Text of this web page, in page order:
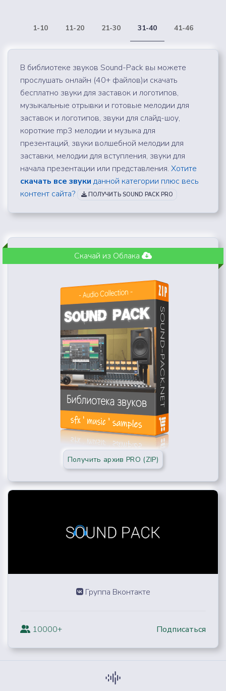
1-10 11-20 21-30 31-40 41-46
В библиотеке звуков Sound-Pack вы можете
прослушать онлайн (40+ файлов)и скачать
бесплатно звуки для заставок и логотипов,
музыкальные отрывки и готовые мелодии для
заставок и логотипов, звуки для слайд-шоу,
короткие mp3 мелодии и музыка для
презентаций, звуки волшебной мелодии для
заставки, мелодии для вступления, звуки для
начала презентации или представления. Хотите
скачать все звуки данной категории плюс весь
контент сайта?
ПОЛУЧИТЬ SOUND PACK PRO
Скачай из Облака
Получить архив PRO (ZIP)
Группа Вконтакте
10000+ Подписаться